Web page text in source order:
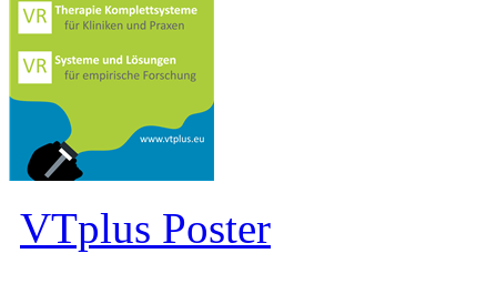
VTplus Poster